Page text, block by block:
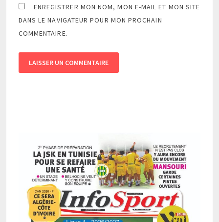
ENREGISTRER MON NOM, MON E-MAIL ET MON SITE
DANS LE NAVIGATEUR POUR MON PROCHAIN
COMMENTAIRE.